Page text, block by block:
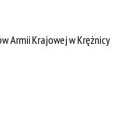
Armii Krajowej w Krężnicy